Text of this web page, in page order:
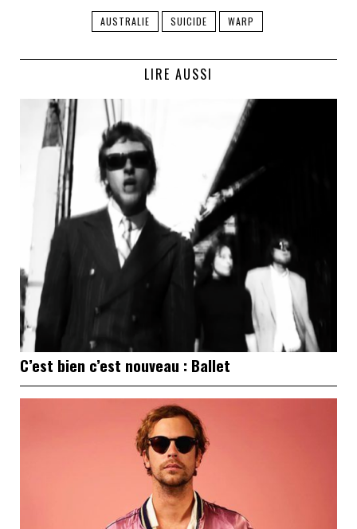
AUSTRALIE SUICIDE WARP
LIRE AUSSI
C’est bien c’est nouveau : Ballet